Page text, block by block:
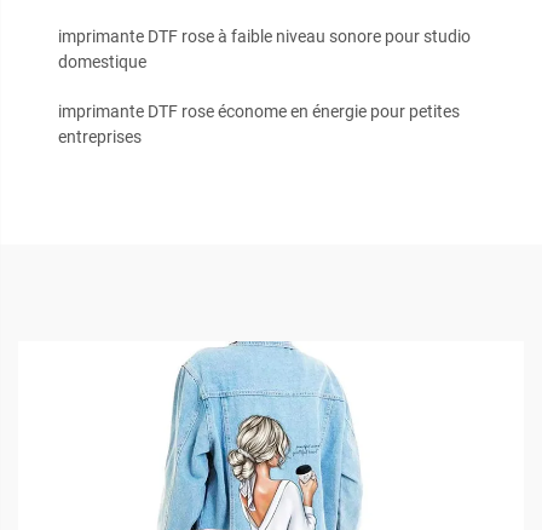
imprimante DTF rose à faible niveau sonore pour studio
domestique
imprimante DTF rose économe en énergie pour petites
entreprises